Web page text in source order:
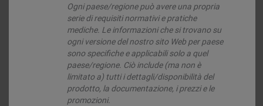
Ogni paese/regione può avere una propria
serie di requisiti normativi e pratiche
mediche. Le informazioni che si trovano su
ogni versione del nostro sito Web per paese
sono specifiche e applicabili solo a quel
paese/regione. Ciò include (ma non è
limitato a) tutti i dettagli/disponibilità del
prodotto, la documentazione, i prezzi e le
promozioni.